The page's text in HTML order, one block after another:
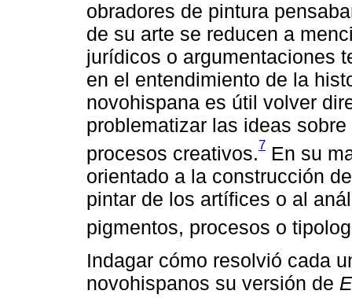
obradores de pintura
de su arte se reducen a
jurídicos o argumentaciones
en el entendimiento de la
novohispana es útil volver
problematizar las ideas
procesos creativos.7 En su
orientado a la construcción
pintar de los artífices o al
pigmentos, procesos o
Indagar cómo resolvió cada
novohispanos su versión de